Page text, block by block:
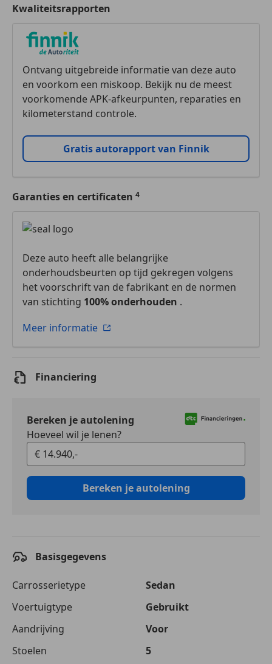
Kwaliteitsrapporten
Ontvang uitgebreide informatie van deze auto
en voorkom een miskoop. Bekijk nu de meest
voorkomende APK-afkeurpunten, reparaties en
kilometerstand controle.
Gratis autorapport van Finnik
Garanties en certificaten
Deze auto heeft alle belangrijke
onderhoudsbeurten op tijd gekregen volgens
het voorschrift van de fabrikant en de normen
van stichting 100% onderhouden .
Meer informatie
Financiering
Bereken je autolening
Hoeveel wil je lenen?
Bereken je autolening
Basisgegevens
Carrosserietype
Sedan
Voertuigtype
Gebruikt
Aandrijving
Voor
Stoelen
5